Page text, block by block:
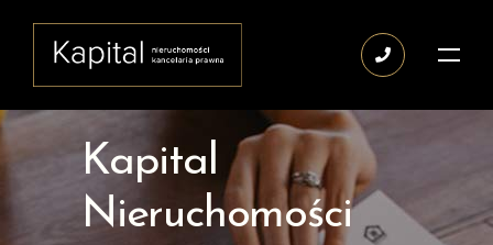
Kapital
Nieruchomości